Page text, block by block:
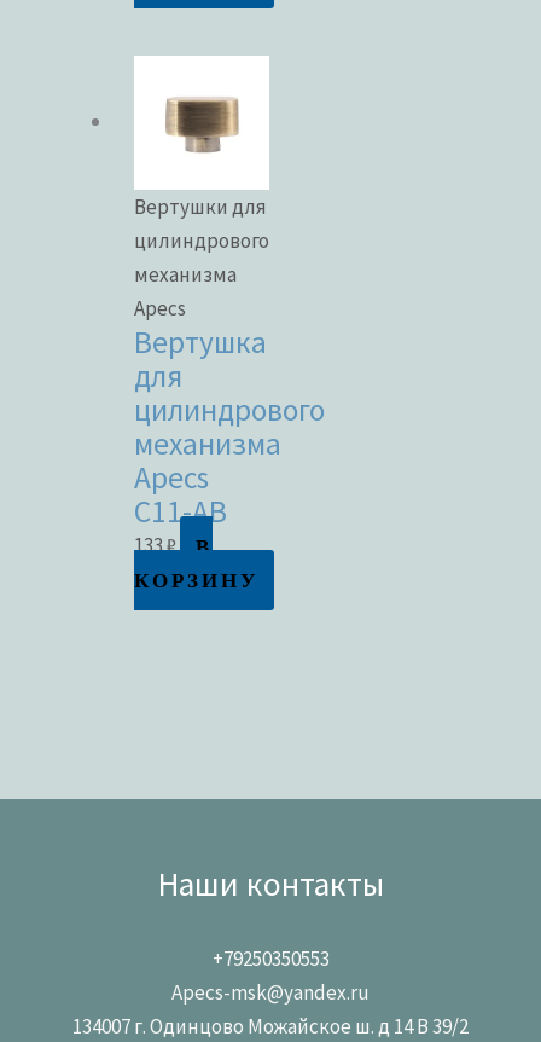
Вертушки для
цилиндрового
механизма
Apecs
Вертушка
для
цилиндрового
механизма
Apecs
C11-AB
133₽
В
КОРЗИНУ
Наши контакты
+79250350553
Apecs-msk@yandex.ru
134007 г. Одинцово Можайское ш. д 14 В 39/2